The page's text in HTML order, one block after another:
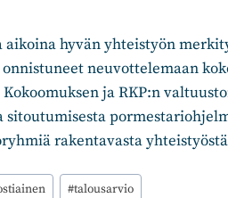
aikoina hyvän yhteistyön
neuvottelemaan
ja RKP:n
sitoutumisesta
rakentavasta
#talousarvio